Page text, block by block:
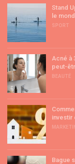
Stand
le
SPORT
Acné à
peut-
BEAUTÉ
investir
Bague